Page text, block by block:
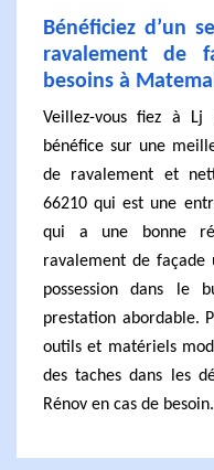
Bénéficiez d’un
ravalement de
besoins à
Veillez-vous fiez à
bénéfice sur une
de ravalement et
66210 qui est une
qui a une bonne
ravalement de façade
possession dans
prestation abordable.
outils et matériels
des taches dans les
Rénov en cas de besoin.